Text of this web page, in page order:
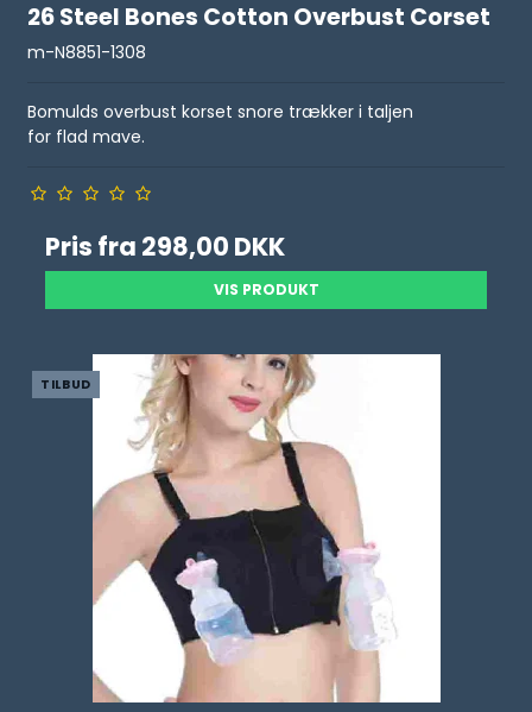
26 Steel Bones Cotton Overbust Corset
m-N8851-1308
Bomulds overbust korset snore trækker i taljen
for flad mave.
Pris fra 298,00 DKK
VIS PRODUKT
TILBUD